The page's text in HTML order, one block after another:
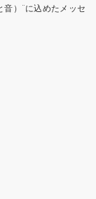
音）”に込めたメッセ